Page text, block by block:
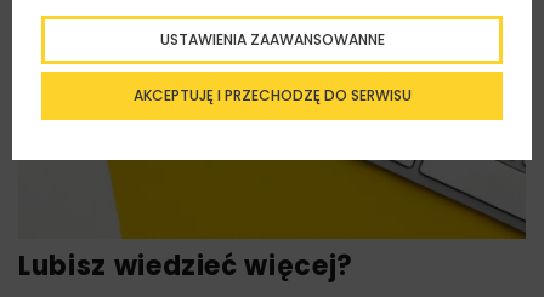
Lubisz wiedzieć więcej?
AKCEPTUJĘ I PRZECHODZĘ DO SERWISU
USTAWIENIA ZAAWANSOWANNE